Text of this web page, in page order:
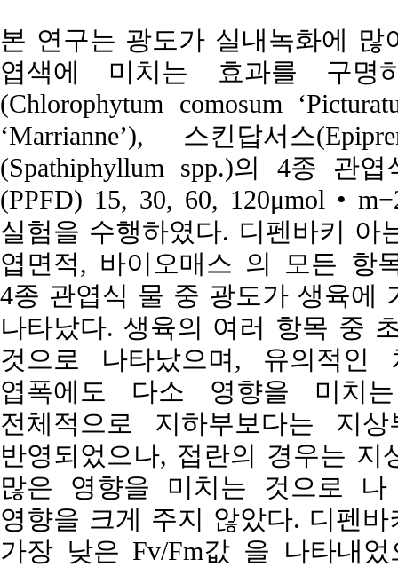
본 연구는 광도가 실내녹화에
엽색에 미치는 효과를 구
(Chlorophytum comosum
‘Marrianne’), 스킨답서스
(Spathiphyllum spp.)의 4종 관
(PPFD) 15, 30, 60, 120μmol •
실험을 수행하였다. 디펜바키
엽면적, 바이오매스 의 모든 항
4종 관엽식 물 중 광도가 생육에
나타났다. 생육의 여러 항목 중
것으로 나타났으며, 유의적
엽폭에도 다소 영향을 미치
전체적으로 지하부보다는 지
반영되었으나, 접란의 경우는
많은 영향을 미치는 것으로
영향을 크게 주지 않았다. 디펜바
가장 낮은 Fv/Fm값 을 나타내